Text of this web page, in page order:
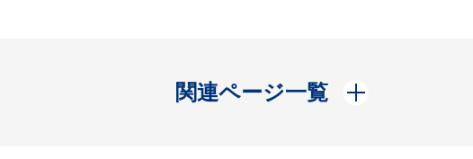
関連ページ一覧
開く